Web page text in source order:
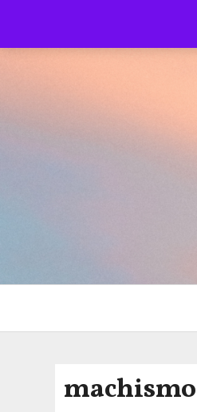
machismo